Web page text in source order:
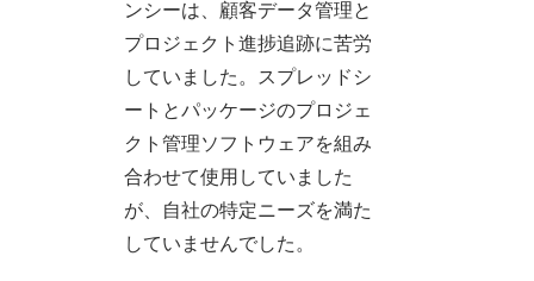
ンシーは、顧客データ管理と
プロジェクト進捗追跡に苦労
していました。スプレッドシ
ートとパッケージのプロジェ
クト管理ソフトウェアを組み
合わせて使用していました
が、自社の特定ニーズを満た
していませんでした。